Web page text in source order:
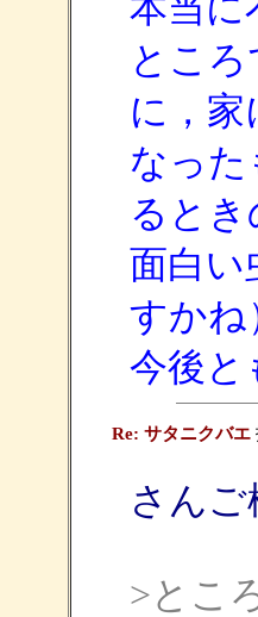
本当に
とこ
に，
なっ
ると
面白
すかね
今後と
Re: サタニクバエ
さんご
>とこ